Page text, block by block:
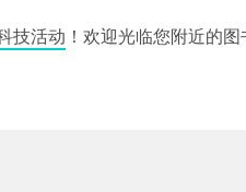
技活动 ！欢迎光临您附近的